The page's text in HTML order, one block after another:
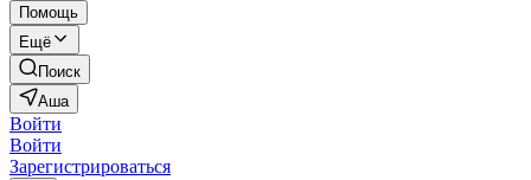
Помощь
Ещё
Поиск
Аша
Войти
Войти
Зарегистрироваться